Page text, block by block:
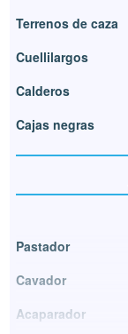
Terrenos de caza
Cuellilargos
Calderos
Cajas negras
Pastador
Cavador
Acaparador